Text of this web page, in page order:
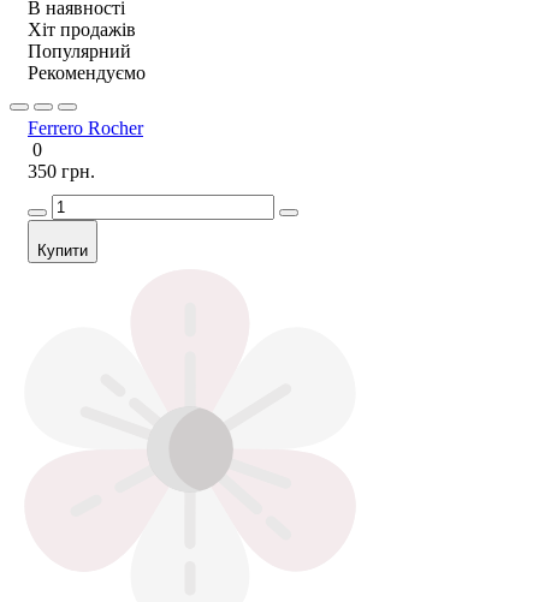
В наявності
Хіт продажів
Популярний
Рекомендуємо
Ferrero Rocher
0
350 грн.
Купити